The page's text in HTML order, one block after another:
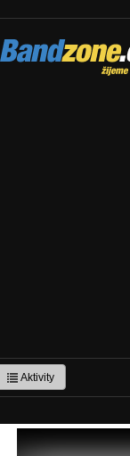
Bandzone.cz
žijeme hudbou
Aktivity